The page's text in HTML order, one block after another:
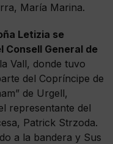
María Marina.
Letizia se
Consell General de
Vall, donde tuvo
del Copríncipe de
de Urgell,
representante del
Patrick Strzoda.
a la bandera y Sus